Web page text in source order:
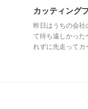
カッティング
昨日はうちの会
て待ち遠しかった
れずに先走ってカ